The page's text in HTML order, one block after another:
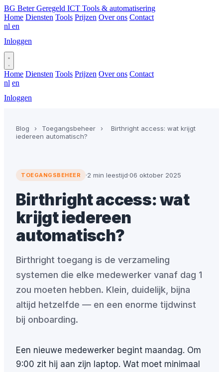
BG Beter Geregeld ICT Tools & automatisering
Home Diensten Tools Prijzen Over ons Contact
nl en
Inloggen
Home Diensten Tools Prijzen Over ons Contact
nl en
Inloggen
Blog › Toegangsbeheer ›
Birthright access: wat krijgt
iedereen automatisch?
TOEGANGSBEHEER ·2 min leestijd·06 oktober 2025
Birthright access: wat
krijgt iedereen
automatisch?
Birthright toegang is de verzameling
systemen die elke medewerker vanaf dag 1
zou moeten hebben. Klein, duidelijk, bijna
altijd hetzelfde — en een enorme tijdwinst
bij onboarding.
Een nieuwe medewerker begint maandag. Om
9:00 zit hij aan zijn laptop. Wat moet minimaal